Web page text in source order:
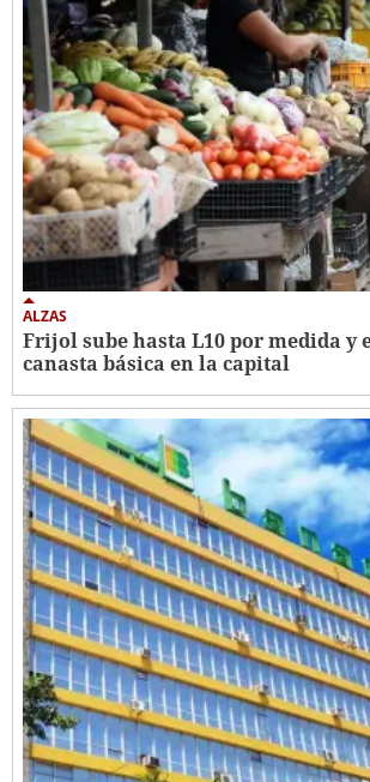
ALZAS
Frijol sube hasta L10 por medida y
canasta básica en la capital